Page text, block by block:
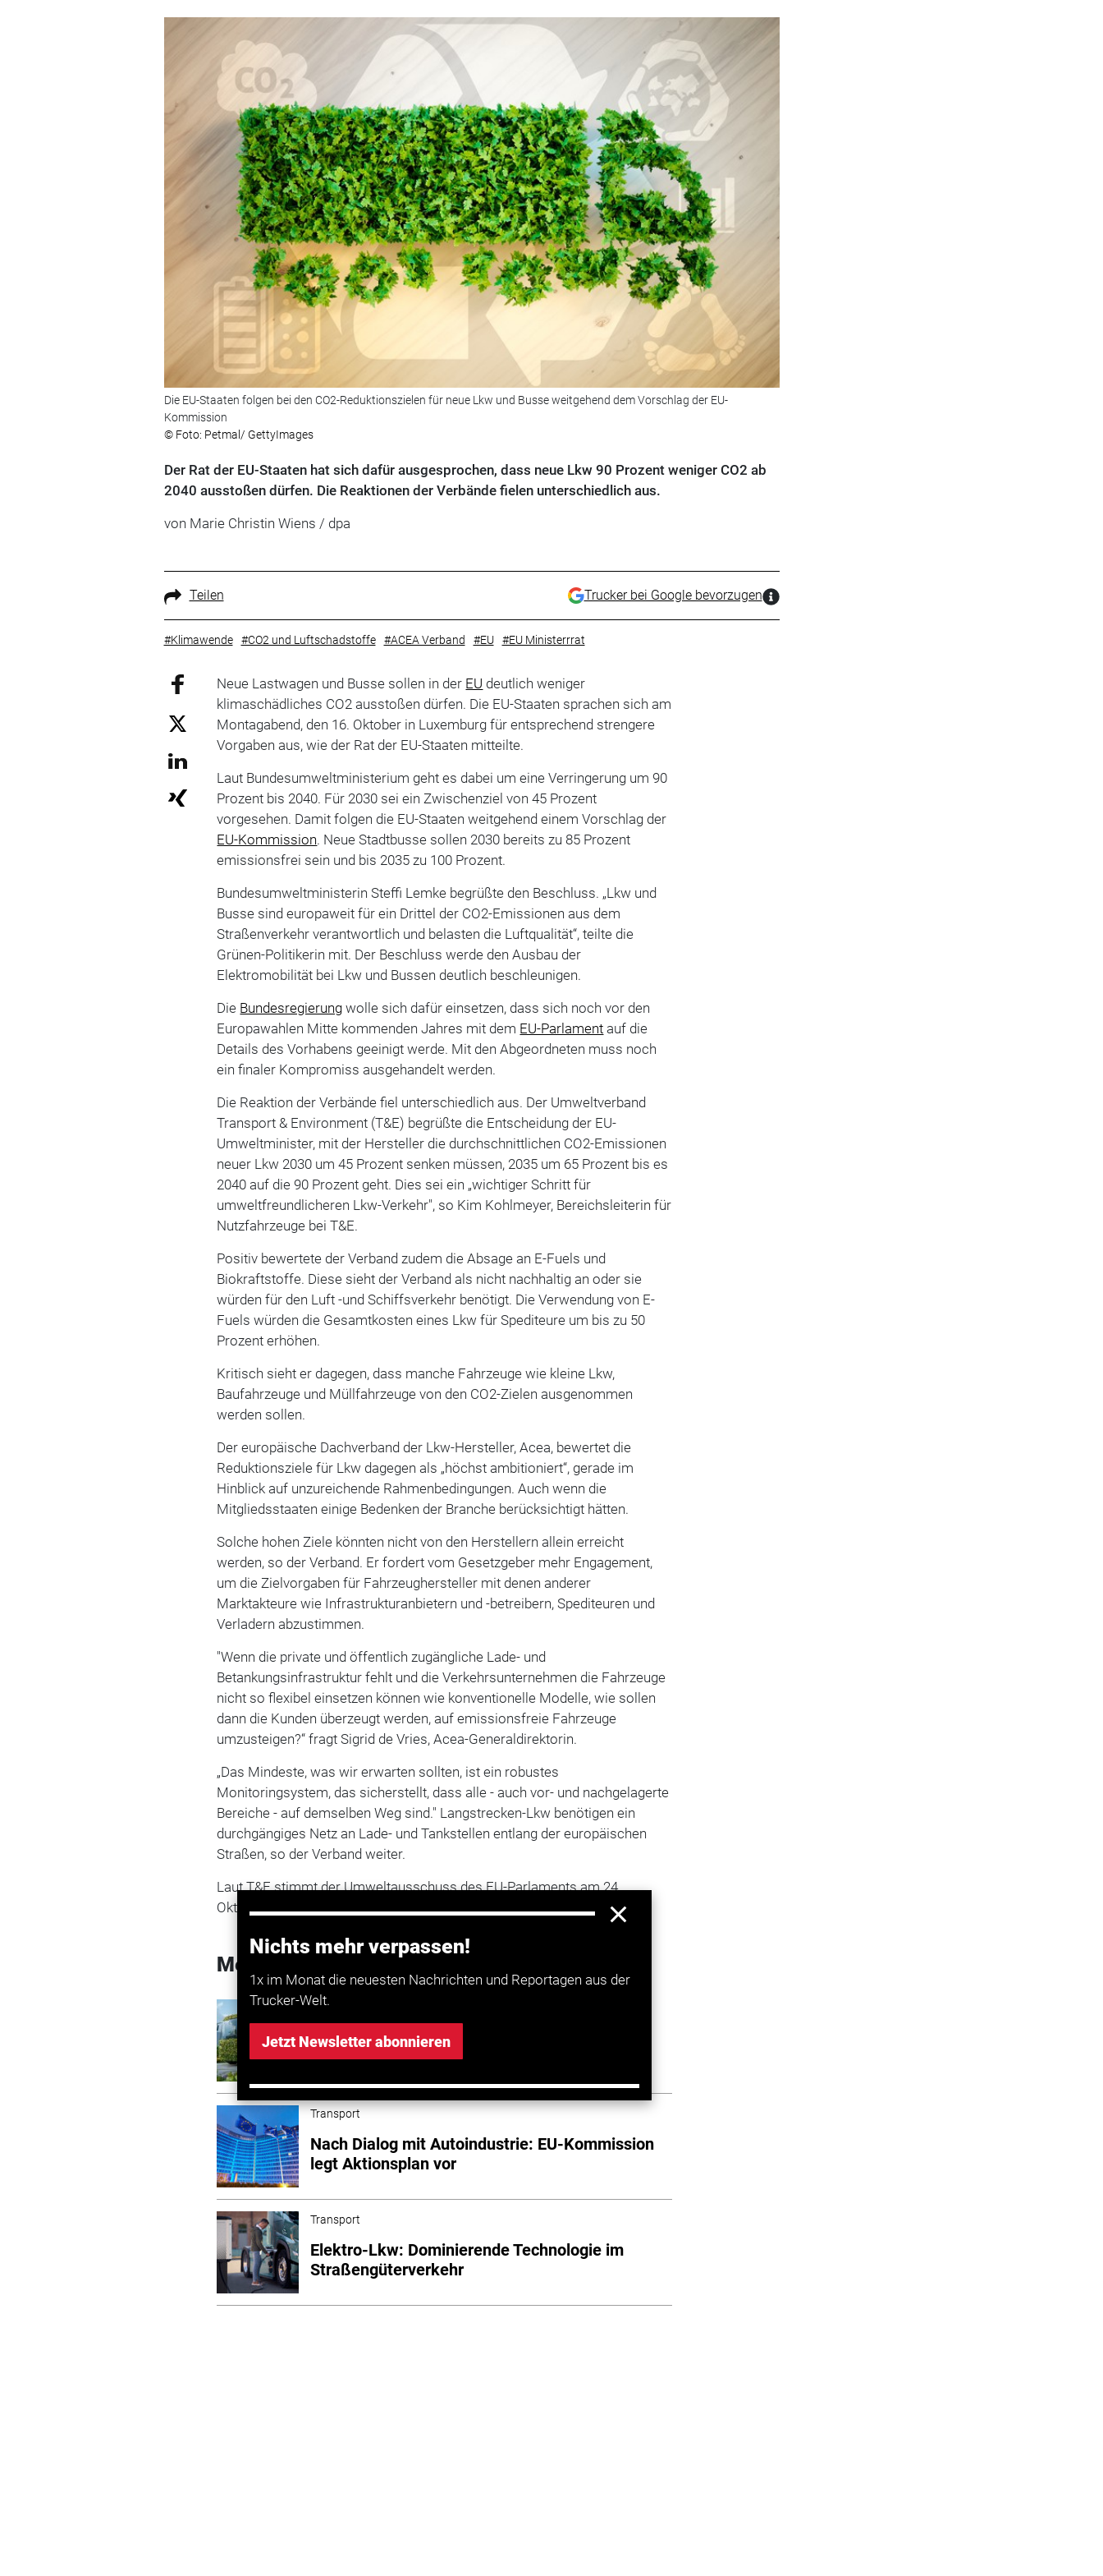
Die EU-Staaten folgen bei den CO2-Reduktionszielen für neue Lkw und Busse weitgehend dem Vorschlag der EU-
Kommission
© Foto: Petmal/ GettyImages
Der Rat der EU-Staaten hat sich dafür ausgesprochen, dass neue Lkw 90 Prozent weniger CO2 ab
2040 ausstoßen dürfen. Die Reaktionen der Verbände fielen unterschiedlich aus.
von Marie Christin Wiens / dpa
Teilen Trucker bei Google bevorzugen
#Klimawende #CO2 und Luftschadstoffe #ACEA Verband #EU #EU Ministerrrat
Nichts mehr verpassen!
1x im Monat die neuesten Nachrichten und Reportagen aus der
Trucker-Welt.
Jetzt Newsletter abonnieren
Neue Lastwagen und Busse sollen in der EU deutlich weniger
klimaschädliches CO2 ausstoßen dürfen. Die EU-Staaten sprachen sich am
Montagabend, den 16. Oktober in Luxemburg für entsprechend strengere
Vorgaben aus, wie der Rat der EU-Staaten mitteilte.
Laut Bundesumweltministerium geht es dabei um eine Verringerung um 90
Prozent bis 2040. Für 2030 sei ein Zwischenziel von 45 Prozent
vorgesehen. Damit folgen die EU-Staaten weitgehend einem Vorschlag der
EU-Kommission. Neue Stadtbusse sollen 2030 bereits zu 85 Prozent
emissionsfrei sein und bis 2035 zu 100 Prozent.
Bundesumweltministerin Steffi Lemke begrüßte den Beschluss. „Lkw und
Busse sind europaweit für ein Drittel der CO2-Emissionen aus dem
Straßenverkehr verantwortlich und belasten die Luftqualität“, teilte die
Grünen-Politikerin mit. Der Beschluss werde den Ausbau der
Elektromobilität bei Lkw und Bussen deutlich beschleunigen.
Die Bundesregierung wolle sich dafür einsetzen, dass sich noch vor den
Europawahlen Mitte kommenden Jahres mit dem EU-Parlament auf die
Details des Vorhabens geeinigt werde. Mit den Abgeordneten muss noch
ein finaler Kompromiss ausgehandelt werden.
Die Reaktion der Verbände fiel unterschiedlich aus. Der Umweltverband
Transport & Environment (T&E) begrüßte die Entscheidung der EU-
Umweltminister, mit der Hersteller die durchschnittlichen CO2-Emissionen
neuer Lkw 2030 um 45 Prozent senken müssen, 2035 um 65 Prozent bis es
2040 auf die 90 Prozent geht. Dies sei ein „wichtiger Schritt für
umweltfreundlicheren Lkw-Verkehr", so Kim Kohlmeyer, Bereichsleiterin für
Nutzfahrzeuge bei T&E.
Positiv bewertete der Verband zudem die Absage an E-Fuels und
Biokraftstoffe. Diese sieht der Verband als nicht nachhaltig an oder sie
würden für den Luft -und Schiffsverkehr benötigt. Die Verwendung von E-
Fuels würden die Gesamtkosten eines Lkw für Spediteure um bis zu 50
Prozent erhöhen.
Kritisch sieht er dagegen, dass manche Fahrzeuge wie kleine Lkw,
Baufahrzeuge und Müllfahrzeuge von den CO2-Zielen ausgenommen
werden sollen.
Der europäische Dachverband der Lkw-Hersteller, Acea, bewertet die
Reduktionsziele für Lkw dagegen als „höchst ambitioniert“, gerade im
Hinblick auf unzureichende Rahmenbedingungen. Auch wenn die
Mitgliedsstaaten einige Bedenken der Branche berücksichtigt hätten.
Solche hohen Ziele könnten nicht von den Herstellern allein erreicht
werden, so der Verband. Er fordert vom Gesetzgeber mehr Engagement,
um die Zielvorgaben für Fahrzeughersteller mit denen anderer
Marktakteure wie Infrastrukturanbietern und -betreibern, Spediteuren und
Verladern abzustimmen.
"Wenn die private und öffentlich zugängliche Lade- und
Betankungsinfrastruktur fehlt und die Verkehrsunternehmen die Fahrzeuge
nicht so flexibel einsetzen können wie konventionelle Modelle, wie sollen
dann die Kunden überzeugt werden, auf emissionsfreie Fahrzeuge
umzusteigen?“ fragt Sigrid de Vries, Acea-Generaldirektorin.
„Das Mindeste, was wir erwarten sollten, ist ein robustes
Monitoringsystem, das sicherstellt, dass alle - auch vor- und nachgelagerte
Bereiche - auf demselben Weg sind." Langstrecken-Lkw benötigen ein
durchgängiges Netz an Lade- und Tankstellen entlang der europäischen
Straßen, so der Verband weiter.
Laut T&E stimmt der Umweltausschuss des EU-Parlaments am 24.
Oktober seine Position zu den Lkw-Flottengrenzwerten ab.
Mehr zum Thema entdecken
Transport
CO2-freier Lkw-Verkehr: Acea kritisiert EU-
Zeitplan
Transport
Nach Dialog mit Autoindustrie: EU-Kommission
legt Aktionsplan vor
Transport
Elektro-Lkw: Dominierende Technologie im
Straßengüterverkehr